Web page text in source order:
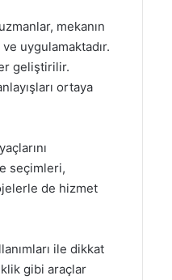
mekanın
uygulamaktadır.
geliştirilir.
ortaya
seçimleri,
de hizmet
ile dikkat
gibi araçlar